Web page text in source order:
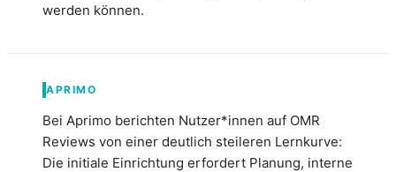
werden können.
APRIMO
Bei Aprimo berichten Nutzer*innen auf OMR
Reviews von einer deutlich steileren Lernkurve:
Die initiale Einrichtung erfordert Planung, interne